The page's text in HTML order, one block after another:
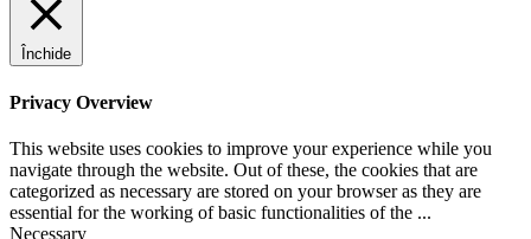
Închide
Privacy Overview
This website uses cookies to improve your experience while you
navigate through the website. Out of these, the cookies that are
categorized as necessary are stored on your browser as they are
essential for the working of basic functionalities of the ...
Necessary